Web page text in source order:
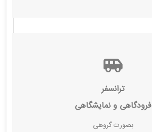
ترانسفر
فرودگاهی و نمایشگاهی
بصورت گروهی